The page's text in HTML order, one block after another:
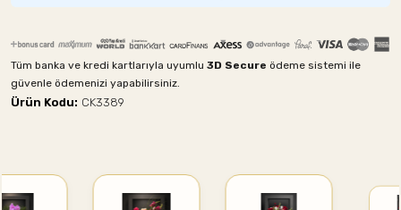
Tüm banka ve kredi kartlarıyla uyumlu 3D Secure ödeme sistemi ile
güvenle ödemenizi yapabilirsiniz.
Ürün Kodu: CK3389